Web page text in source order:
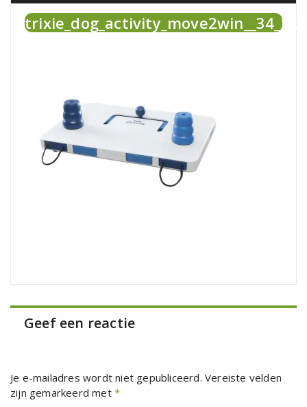
Geef een reactie
Je e-mailadres wordt niet gepubliceerd. Vereiste velden
zijn gemarkeerd met *